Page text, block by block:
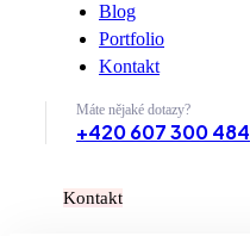
Blog
Portfolio
Kontakt
Máte nějaké dotazy?
+420 607 300 484
Kontakt